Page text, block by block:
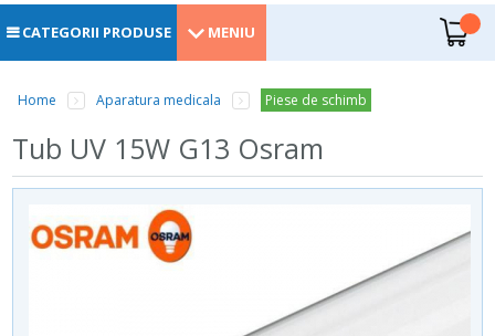
MENIU
CATEGORII PRODUSE
Home Aparatura medicala Piese de schimb
Tub UV 15W G13 Osram